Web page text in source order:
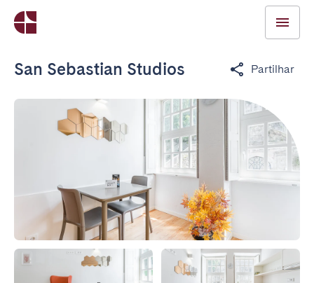
San Sebastian Studios Partilhar